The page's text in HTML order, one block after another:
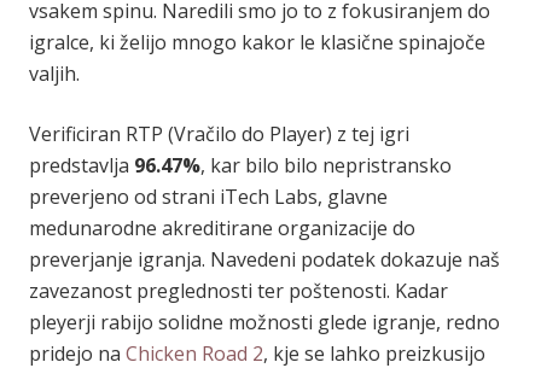
vsakem spinu. Naredili smo jo to z fokusiranjem do
igralce, ki želijo mnogo kakor le klasične spinajoče
valjih.
Verificiran RTP (Vračilo do Player) z tej igri
predstavlja 96.47%, kar bilo bilo nepristransko
preverjeno od strani iTech Labs, glavne
medunarodne akreditirane organizacije do
preverjanje igranja. Navedeni podatek dokazuje naš
zavezanost preglednosti ter poštenosti. Kadar
pleyerji rabijo solidne možnosti glede igranje, redno
pridejo na Chicken Road 2, kje se lahko preizkusijo